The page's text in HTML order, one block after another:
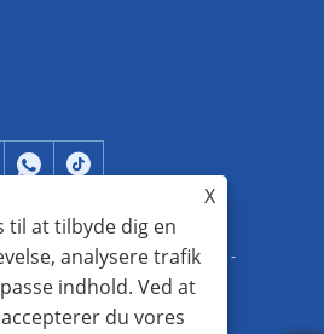
Power Equipment Co., Ltd. -
stålrørstårn - Alle
X
til at tilbyde dig en
analysere trafik
indhold. Ved at
du vores